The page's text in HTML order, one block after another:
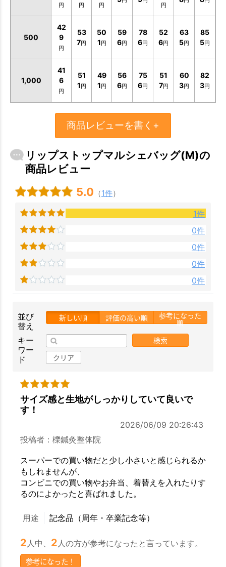
お買い物を続ける カートへ進む
円 円 円 円
500
42
9
円
53
7円
50
1円
59
6円
78
6円
52
6円
63
5円
85
5円
1,000
41
6
円
51
1円
49
1円
56
6円
75
6円
51
7円
60
3円
82
3円
商品レビューを書く+
リップストップマルシェバッグ(M)の
商品レビュー
5.0 （1件）
1件
0件
0件
0件
0件
並び
替え
新しい順 評価の高い順 参考になった
順
キー
ワー
ド
検索
クリア
サイズ感と生地がしっかりしていて良いで
す！
2026/06/09 20:26:43
投稿者：櫟鍼灸整体院
スーパーでの買い物だと少し小さいと感じられるか
もしれませんが、
コンビニでの買い物やお弁当、着替えを入れたりす
るのによかったと喜ばれました。
用途 記念品（周年・卒業記念等）
2 人中、 2 人の方が参考になったと言っています。
参考になった！